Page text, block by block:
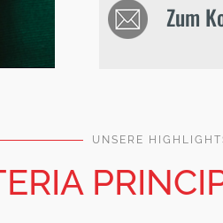
Zum
UNSERE